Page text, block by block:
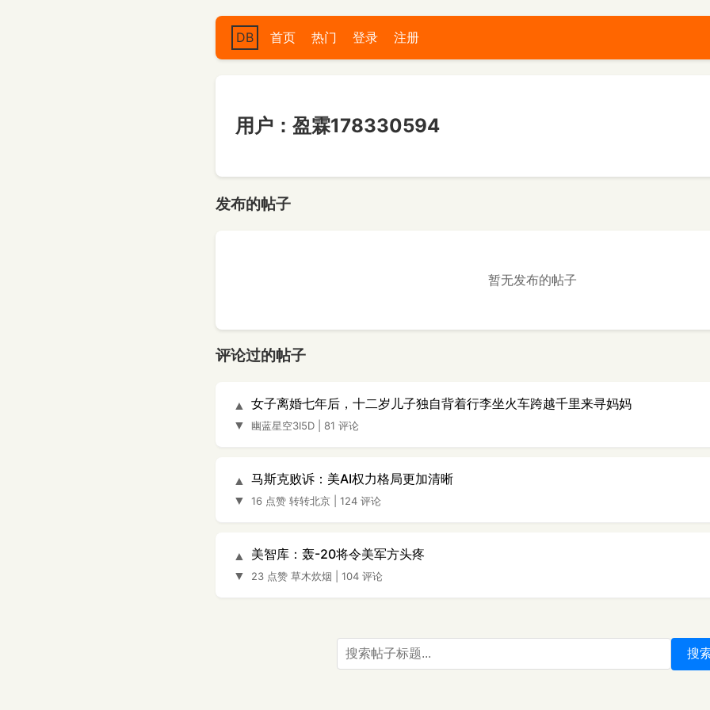
DB 首页 热门 登录 注册
用户：盈霖178330594
发布的帖子
暂无发布的帖子
评论过的帖子
▲
▼
女子离婚七年后，十二岁儿子独自背着行李坐火车跨越千里来寻妈妈
幽蓝星空3I5D 81 评论
▲
▼
马斯克败诉：美AI权力格局更加清晰
16 点赞 转转北京 124 评论
▲
▼
美智库：轰-20将令美军方头疼
23 点赞 草木炊烟 104 评论
搜